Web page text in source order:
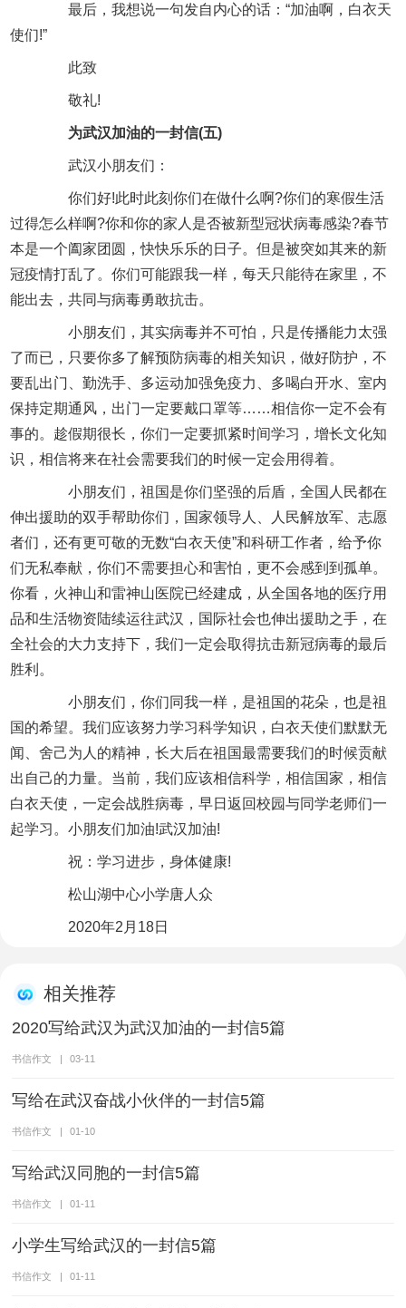
最后，我想说一句发自内心的话：“加油啊，白衣天
使们!”
此致
敬礼!
为武汉加油的一封信(五)
武汉小朋友们：
你们好!此时此刻你们在做什么啊?你们的寒假生活
过得怎么样啊?你和你的家人是否被新型冠状病毒感染?春节
本是一个阖家团圆，快快乐乐的日子。但是被突如其来的新
冠疫情打乱了。你们可能跟我一样，每天只能待在家里，不
能出去，共同与病毒勇敢抗击。
小朋友们，其实病毒并不可怕，只是传播能力太强
了而已，只要你多了解预防病毒的相关知识，做好防护，不
要乱出门、勤洗手、多运动加强免疫力、多喝白开水、室内
保持定期通风，出门一定要戴口罩等……相信你一定不会有
事的。趁假期很长，你们一定要抓紧时间学习，增长文化知
识，相信将来在社会需要我们的时候一定会用得着。
小朋友们，祖国是你们坚强的后盾，全国人民都在
伸出援助的双手帮助你们，国家领导人、人民解放军、志愿
者们，还有更可敬的无数“白衣天使”和科研工作者，给予你
们无私奉献，你们不需要担心和害怕，更不会感到到孤单。
你看，火神山和雷神山医院已经建成，从全国各地的医疗用
品和生活物资陆续运往武汉，国际社会也伸出援助之手，在
全社会的大力支持下，我们一定会取得抗击新冠病毒的最后
胜利。
小朋友们，你们同我一样，是祖国的花朵，也是祖
国的希望。我们应该努力学习科学知识，白衣天使们默默无
闻、舍己为人的精神，长大后在祖国最需要我们的时候贡献
出自己的力量。当前，我们应该相信科学，相信国家，相信
白衣天使，一定会战胜病毒，早日返回校园与同学老师们一
起学习。小朋友们加油!武汉加油!
祝：学习进步，身体健康!
松山湖中心小学唐人众
2020年2月18日
相关推荐
2020写给武汉为武汉加油的一封信5篇
书信作文 03-11
写给在武汉奋战小伙伴的一封信5篇
书信作文 01-10
写给武汉同胞的一封信5篇
书信作文 01-11
小学生写给武汉的一封信5篇
书信作文 | 01-11